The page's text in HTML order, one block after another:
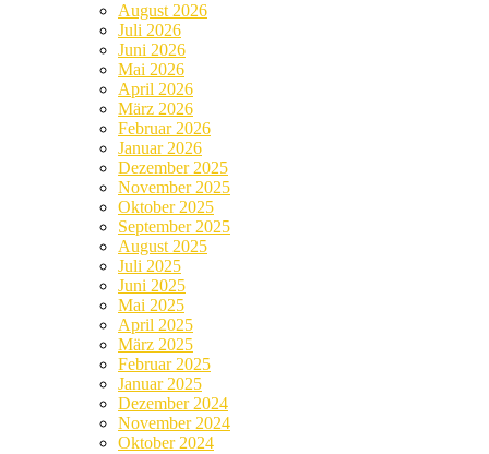
August 2026
Juli 2026
Juni 2026
Mai 2026
April 2026
März 2026
Februar 2026
Januar 2026
Dezember 2025
November 2025
Oktober 2025
September 2025
August 2025
Juli 2025
Juni 2025
Mai 2025
April 2025
März 2025
Februar 2025
Januar 2025
Dezember 2024
November 2024
Oktober 2024